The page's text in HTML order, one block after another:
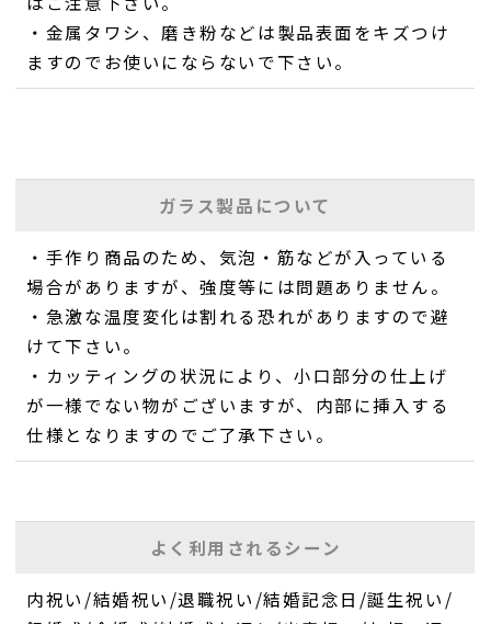
・金属タワシ、磨き粉などは製品表面をキズつけ
ますのでお使いにならないで下さい。
ガラス製品について
・手作り商品のため、気泡・筋などが入っている
場合がありますが、強度等には問題ありません。
・急激な温度変化は割れる恐れがありますので避
けて下さい。
・カッティングの状況により、小口部分の仕上げ
が一様でない物がございますが、内部に挿入する
仕様となりますのでご了承下さい。
よく利用されるシーン
内祝い/結婚祝い/退職祝い/結婚記念日/誕生祝い/